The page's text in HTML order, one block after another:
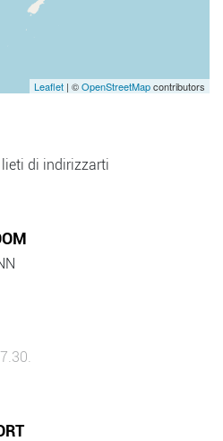
Leaflet | ©OpenStreetMapcontributors
di indirizzarti